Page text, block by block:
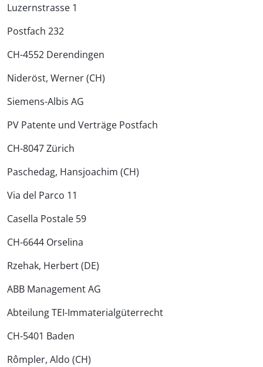
Luzernstrasse 1
Postfach 232
CH-4552 Derendingen
Nideröst, Werner (CH)
Siemens-Albis AG
PV Patente und Verträge Postfach
CH-8047 Zürich
Paschedag, Hansjoachim (CH)
Via del Parco 11
Casella Postale 59
CH-6644 Orselina
Rzehak, Herbert (DE)
ABB Management AG
Abteilung TEI-Immaterialgüterrecht
CH-5401 Baden
Rômpler, Aldo (CH)